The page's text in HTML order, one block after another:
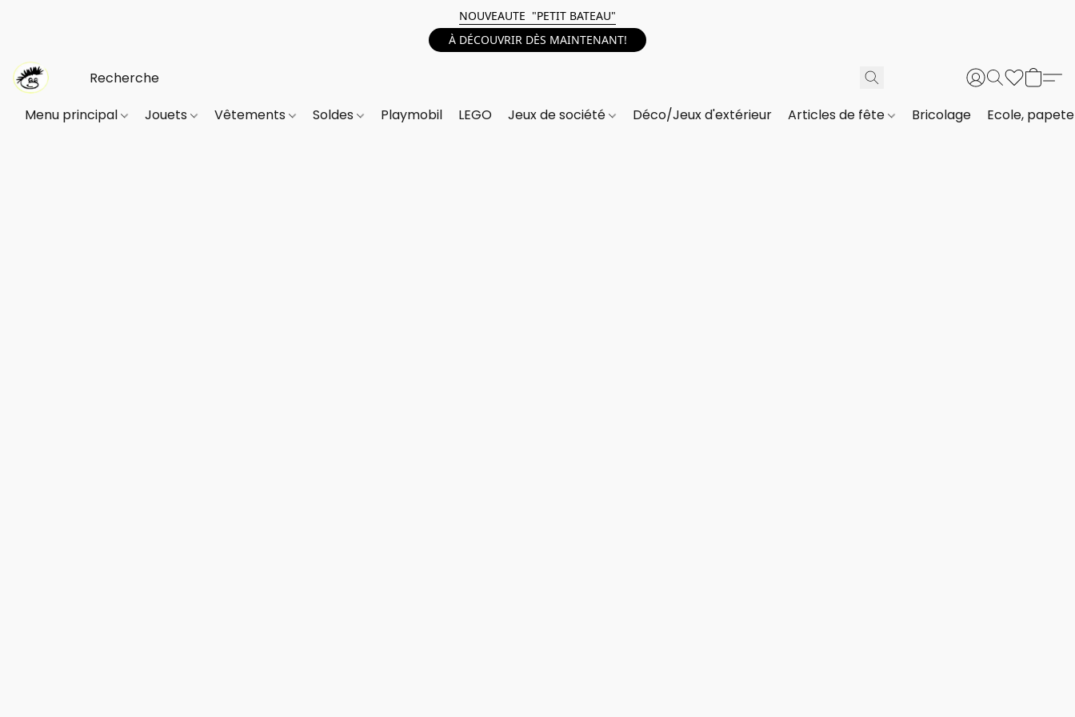
NOUVEAUTE "PETIT BATEAU"
À DÉCOUVRIR DÈS MAINTENANT!
Menu principal Jouets Vêtements Soldes Playmobil LEGO Jeux de société Déco/Jeux d'extérieur Articles de fête Bricolage Ecole,